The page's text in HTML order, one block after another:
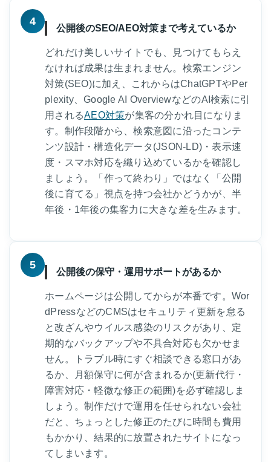
4
公開後のSEO/AEO対策まで考えているか
どれだけ美しいサイトでも、見つけてもらえ
なければ成果は生まれません。検索エンジン
対策(SEO)に加え、これからはChatGPTやPer
plexity、Google AI OverviewなどのAI検索に引
用されるAEO対策が集客の分かれ目になりま
す。制作段階から、検索意図に沿ったコンテ
ンツ設計・構造化データ(JSON-LD)・表示速
度・スマホ対応を織り込めているかを確認し
ましょう。「作って終わり」ではなく「公開
後に育てる」視点を持つ会社かどうかが、半
年後・1年後の集客力に大きな差を生みます。
5
公開後の保守・運用サポートがあるか
ホームページは公開してからが本番です。Wor
dPressなどのCMSはセキュリティ更新を怠る
と改ざんやウイルス感染のリスクがあり、定
期的なバックアップや不具合対応も欠かせま
せん。トラブル時にすぐ相談できる窓口があ
るか、月額保守に何が含まれるか(更新代行・
障害対応・軽微な修正の範囲)を必ず確認しま
しょう。制作だけで運用を任せられない会社
だと、ちょっとした修正のたびに時間も費用
もかかり、結果的に放置されたサイトになっ
てしまいます。